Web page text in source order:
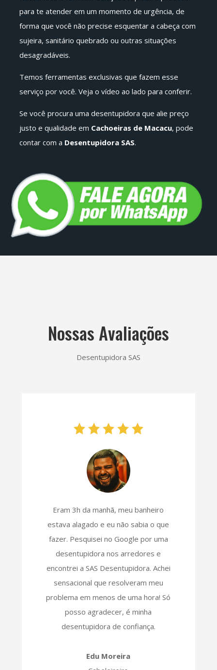
para te atender em um momento de urgência, de
forma que você não precise esquentar a cabeça com
sujeira, sanitário quebrado ou outras situações
desagradáveis.
Temos ferramentas exclusivas que fazem esse
serviço por você. Veja o vídeo ao lado para conferir.
Se você procura uma desentupidora que alie preço
justo e qualidade em Cachoeiras de Macacu, pode
contar com a Desentupidora SAS.
Nossas Avaliações
Desentupidora SAS
Eram 3h da manhã, meu banheiro
estava alagado e eu não sabia o que
fazer. Pesquisei no Google por uma
desentupidora nos arredores e
encontrei a SAS Desentupidora. Achei
sensacional que resolveram meu
problema em menos de uma hora! Só
posso agradecer, é minha
desentupidora de confiança.
Edu Moreira